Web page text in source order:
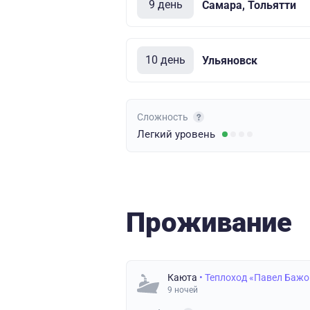
9 день Самара, Тольятти
10 день Ульяновск
Сложность
Легкий уровень
Проживание
Каюта • Теплоход «Павел
9 ночей